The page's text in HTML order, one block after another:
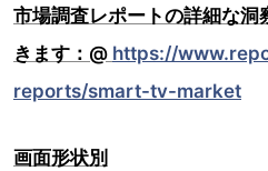
市場調査レポートの詳細な洞
きます：@ https://
reports/smart-tv-market
画面形状別